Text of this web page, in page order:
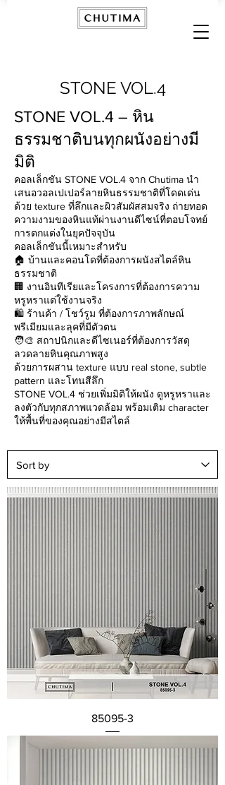
STONE VOL.4
STONE VOL.4 – หิน
ธรรมชาติบนทุกผนังอย่างมี
มิติ
คอลเล็กชัน STONE VOL.4 จาก Chutima นำ
เสนอวอลเปเปอร์ลายหินธรรมชาติที่โดดเด่น
ด้วย texture ที่ลึกและผิวสัมผัสสมจริง ถ่ายทอด
ความงามของหินแท้ผ่านงานดีไซน์ที่ตอบโจทย์
การตกแต่งในยุคปัจจุบัน
คอลเล็กชันนี้เหมาะสำหรับ
🏠 บ้านและคอนโดที่ต้องการผนังสไตล์หิน
ธรรมชาติ
🏢 งานอินทีเรียและโครงการที่ต้องการความ
หรูหราแต่ใช้งานจริง
🛍️ ร้านค้า / โชว์รูม ที่ต้องการภาพลักษณ์
พรีเมียมและลุคที่มีตัวตน
🧑‍🎨 สถาปนิกและดีไซเนอร์ที่ต้องการวัสดุ
ลวดลายหินคุณภาพสูง
ด้วยการผสาน texture แบบ real stone, subtle
pattern และโทนสีลึก
STONE VOL.4 ช่วยเพิ่มมิติให้ผนัง ดูหรูหราและ
ลงตัวกับทุกสภาพแวดล้อม พร้อมเติม character
ให้พื้นที่ของคุณอย่างมีสไตล์
85095-3